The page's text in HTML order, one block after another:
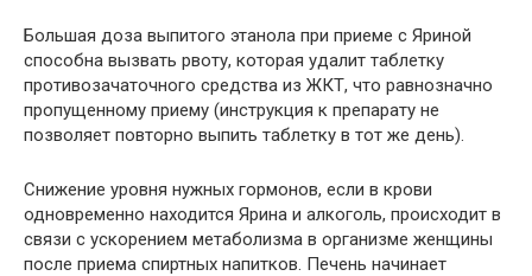
Большая доза выпитого этанола при приеме с Яриной
способна вызвать рвоту, которая удалит таблетку
противозачаточного средства из ЖКТ, что равнозначно
пропущенному приему (инструкция к препарату не
позволяет повторно выпить таблетку в тот же день).
Снижение уровня нужных гормонов, если в крови
одновременно находится Ярина и алкоголь, происходит в
связи с ускорением метаболизма в организме женщины
после приема спиртных напитков. Печень начинает